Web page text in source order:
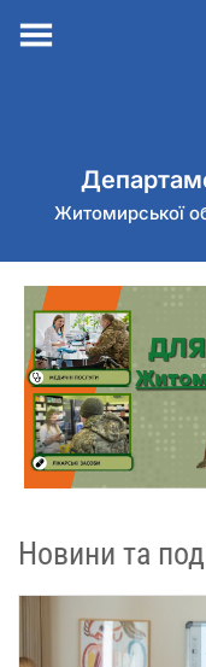
до
Житомирської
Новини та